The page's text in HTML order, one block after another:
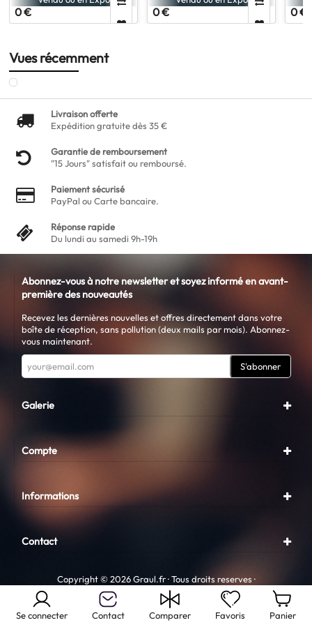
Se connecter Contact Comparer Favoris Panier
0 € 0 € 0 €
Vues récemment
Livraison offerte
Expédition gratuite dès 35 €
Garantie de remboursement
"15 Jours" satisfait ou remboursé.
Paiement sécurisé
PayPal ou Carte bancaire.
Réponse rapide
Du lundi au samedi 9h-19h
Abonnez-vous à notre newsletter et soyez informé en avant-
première des nouveautés
Recevez les dernières nouvelles et offres directement dans votre
boîte de réception, sans pollution (deux mails par mois). Abonnez-
vous maintenant.
S'abonner
Galerie
Compte
Informations
Contact
Copyright © 2026 Graul.fr · Tous droits reserves ·
Conception
Graul.fr